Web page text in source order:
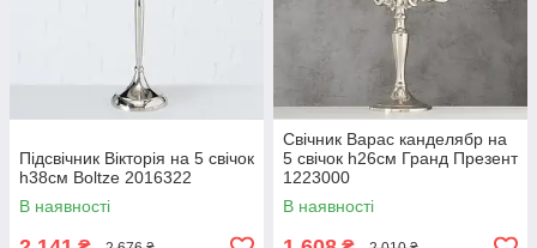
Підсвічник Вікторія на 5 свічок
h38см Boltze 2016322
В наявності
Свічник Варас канделябр на
5 свічок h26см Гранд Презент
1223000
В наявності